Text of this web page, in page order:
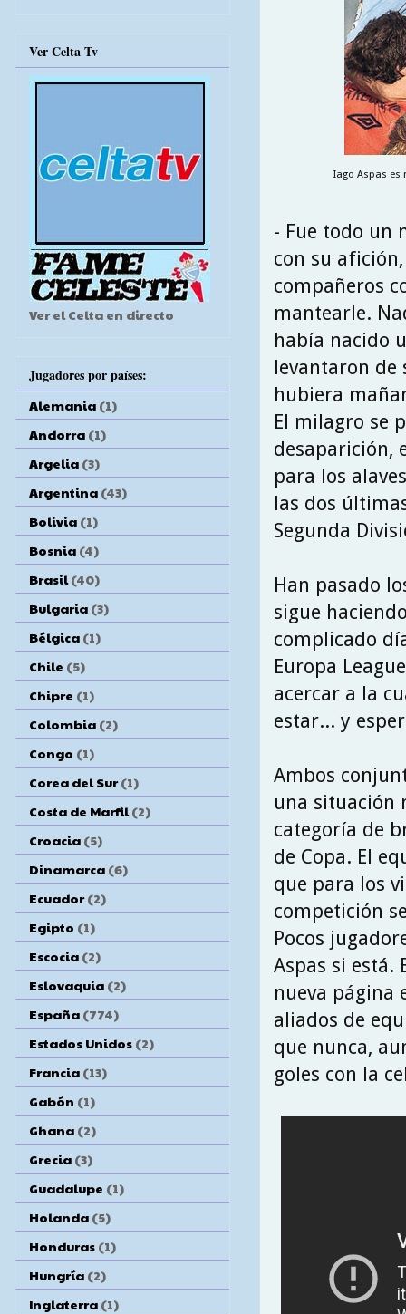
Iago Aspas
- Fue todo un
con su
compañeros
mantearle.
había nacido
levantaron de
hubiera
El milagro se
desaparición,
para los
las dos
Segunda
Han pasado
sigue
complicado
Europa
acercar a la
estar... y
Ambos
una situación
categoría de
de Copa. El
que para los
competición
Pocos
Aspas si está.
nueva página
aliados de
que nunca,
goles con la
Ver Celta Tv
Ver el Celta en directo
Jugadores por países:
Alemania (1)
Andorra (1)
Argelia (3)
Argentina (43)
Bolivia (1)
Bosnia (4)
Brasil (40)
Bulgaria (3)
Bélgica (1)
Chile (5)
Chipre (1)
Colombia (2)
Congo (1)
Corea del Sur (1)
Costa de Marfil (2)
Croacia (5)
Dinamarca (6)
Ecuador (2)
Egipto (1)
Escocia (2)
Eslovaquia (2)
España (774)
Estados Unidos (2)
Francia (13)
Gabón (1)
Ghana (2)
Grecia (3)
Guadalupe (1)
Holanda (5)
Honduras (1)
Hungría (2)
Inglaterra (1)